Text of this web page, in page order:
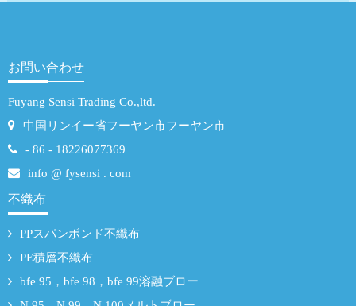
お問い合わせ
Fuyang Sensi Trading Co.,ltd.
中国リンイー省フーヤン市フーヤン市
- 86 - 18226077369
info @ fysensi . com
不織布
PPスパンボンド不織布
PE積層不織布
bfe 95，bfe 98，bfe 99溶融ブロー